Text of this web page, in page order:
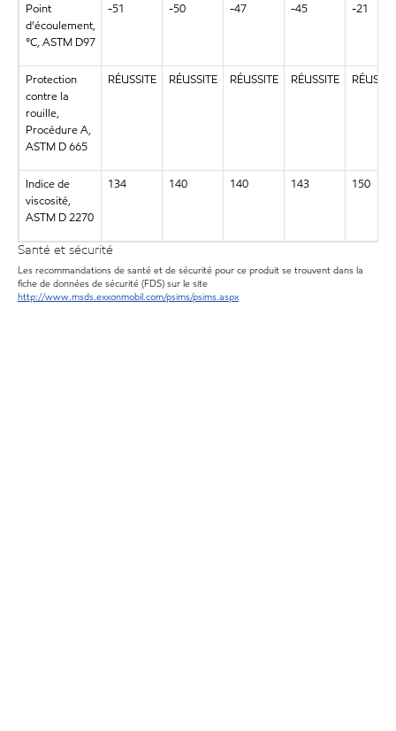
Point
d'écoulement,
°C, ASTM D97
-51 -50 -47 -45 -21
Protection
contre la
rouille,
Procédure A,
ASTM D 665
RÉUSSITE RÉUSSITE RÉUSSITE RÉUSSITE
Indice de
viscosité,
ASTM D 2270
134 140 140 143 150
Santé et sécurité
Les recommandations de santé et de sécurité pour ce produit se trouvent dans la
fiche de données de sécurité (FDS) sur le site
http://www.msds.exxonmobil.com/psims/psims.aspx